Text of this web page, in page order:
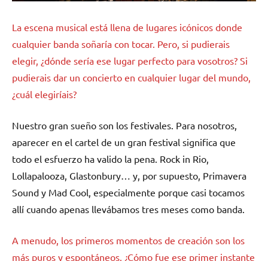
La escena musical está llena de lugares icónicos donde
cualquier banda soñaría con tocar. Pero, si pudierais
elegir, ¿dónde sería ese lugar perfecto para vosotros? Si
pudierais dar un concierto en cualquier lugar del mundo,
¿cuál elegiríais?
Nuestro gran sueño son los festivales. Para nosotros,
aparecer en el cartel de un gran festival significa que
todo el esfuerzo ha valido la pena. Rock in Rio,
Lollapalooza, Glastonbury… y, por supuesto, Primavera
Sound y Mad Cool, especialmente porque casi tocamos
allí cuando apenas llevábamos tres meses como banda.
A menudo, los primeros momentos de creación son los
más puros y espontáneos. ¿Cómo fue ese primer instante